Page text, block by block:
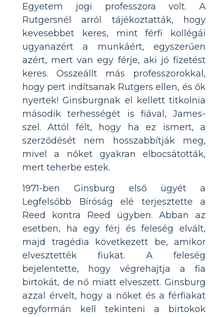
Egyetem jogi professzora volt. A
Rutgersnél arról tájékoztatták, hogy
kevesebbet keres, mint férfi kollégái
ugyanazért a munkáért, egyszerűen
azért, mert van egy férje, aki jó fizetést
keres. Összeállt más professzorokkal,
hogy pert indítsanak Rutgers ellen, és ők
nyertek! Ginsburgnak el kellett titkolnia
második terhességét is fiával, James-
szel. Attól félt, hogy ha ez ismert, a
szerződését nem hosszabbítják meg,
mivel a nőket gyakran elbocsátották,
mert teherbe estek.
1971-ben Ginsburg első ügyét a
Legfelsőbb Bíróság elé terjesztette a
Reed kontra Reed ügyben. Abban az
esetben, ha egy férj és feleség elvált,
majd tragédia következett be, amikor
elvesztették fiukat. A feleség
bejelentette, hogy végrehajtja a fia
birtokát, de nő miatt elveszett. Ginsburg
azzal érvelt, hogy a nőket és a férfiakat
egyformán kell tekinteni a birtokok